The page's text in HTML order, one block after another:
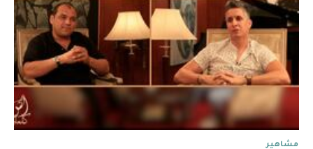
مشاهير